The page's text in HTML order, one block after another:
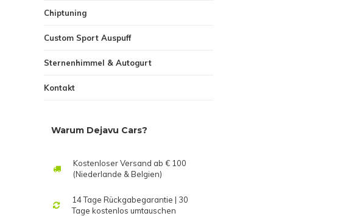
Chiptuning
Custom Sport Auspuff
Sternenhimmel & Autogurt
Kontakt
Warum Dejavu Cars?
Kostenloser Versand ab € 100
(Niederlande & Belgien)
14 Tage Rückgabegarantie | 30
Tage kostenlos umtauschen